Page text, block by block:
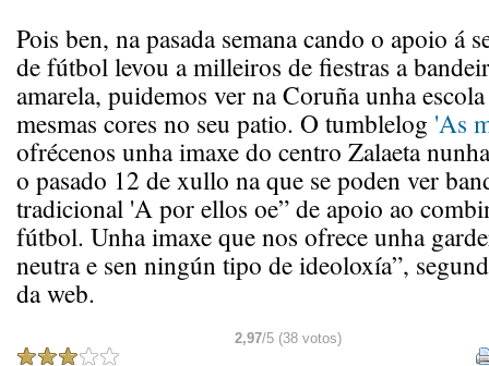
Pois ben, na pasada semana cando o apoio á
de fútbol levou a milleiros de fiestras a
amarela, puidemos ver na Coruña unha
mesmas cores no seu patio. O tumblelog 'As
ofrécenos unha imaxe do centro Zalaeta
o pasado 12 de xullo na que se poden ver
tradicional 'A por ellos oe” de apoio ao
fútbol. Unha imaxe que nos ofrece unha
neutra e sen ningún tipo de ideoloxía”,
da web.
2,97/5 (38 votos)